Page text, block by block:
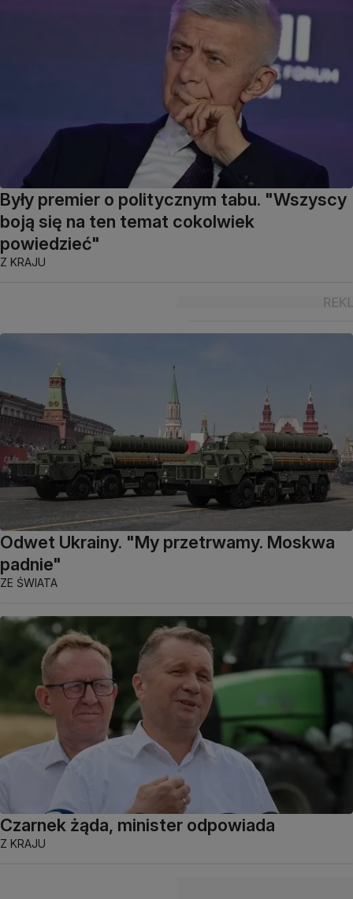
Były premier o politycznym tabu. "Wszyscy
boją się na ten temat cokolwiek
powiedzieć"
Z KRAJU
Odwet Ukrainy. "My przetrwamy. Moskwa
padnie"
ZE ŚWIATA
Czarnek żąda, minister odpowiada
Z KRAJU